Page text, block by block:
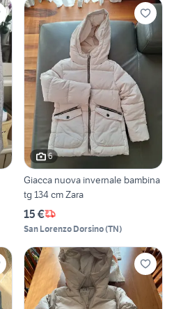
6
Giacca nuova invernale bambina
tg 134 cm Zara
15 €
San Lorenzo Dorsino(TN)